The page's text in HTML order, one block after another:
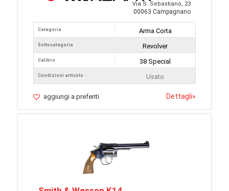
Via S. Sebastiano, 23
00063 Campagnano
Categoria
Sottocategoria
Calibro
Condizioni articolo
Arma Corta
Revolver
38 Special
Usato
aggiungi a preferiti Dettagli»